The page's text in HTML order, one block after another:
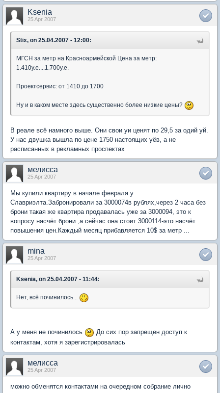
Ksenia
25 Apr 2007
Stix, on 25.04.2007 - 12:00:
МГСН за метр на Красноармейской Цена за метр:
1.410у.е....1.700у.е.
Проектсервис: от 1410 до 1700
Ну и в каком месте здесь существенно более низкие цены?
В реале всё намного выше. Они свои уи ценят по 29,5 за одий уй.
У нас двушка вышла по цене 1750 настоящих уёв, а не
расписанных в рекламных проспектах
мелисса
25 Apr 2007
Мы купили квартиру в начале февраля у
Славриэлта.Забронировали за 3000074в рублях,через 2 часа без
брони такая же квартира продавалась уже за 3000094, это к
вопросу насчёт брони ,а сейчас она стоит 3000114-это насчёт
повышения цен.Каждый месяц прибавляется 10$ за метр ...
mina
25 Apr 2007
Ksenia, on 25.04.2007 - 11:44:
Нет, всё починилось...
А у меня не починилось
До сих пор запрещен доступ к
контактам, хотя я зарегистрировалась
мелисса
25 Apr 2007
можно обменятся контактами на очередном собрание лично